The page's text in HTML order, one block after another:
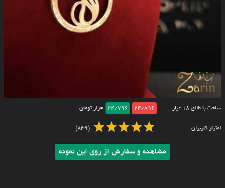
ساخت با طلای ۱۸ عیار 24/896
24/796 هزار تومان
امتیاز کاربران (839)
مشاهده و سفارش از روی این نمونه